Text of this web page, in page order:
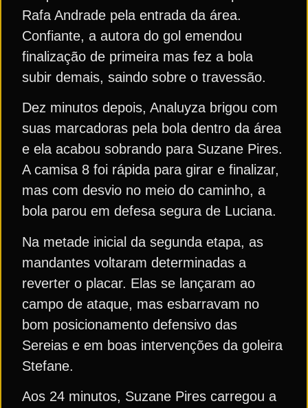
Rafa Andrade pela entrada da área.
Confiante, a autora do gol emendou
finalização de primeira mas fez a bola
subir demais, saindo sobre o travessão.
Dez minutos depois, Analuyza brigou com
suas marcadoras pela bola dentro da área
e ela acabou sobrando para Suzane Pires.
A camisa 8 foi rápida para girar e finalizar,
mas com desvio no meio do caminho, a
bola parou em defesa segura de Luciana.
Na metade inicial da segunda etapa, as
mandantes voltaram determinadas a
reverter o placar. Elas se lançaram ao
campo de ataque, mas esbarravam no
bom posicionamento defensivo das
Sereias e em boas intervenções da goleira
Stefane.
Aos 24 minutos, Suzane Pires carregou a